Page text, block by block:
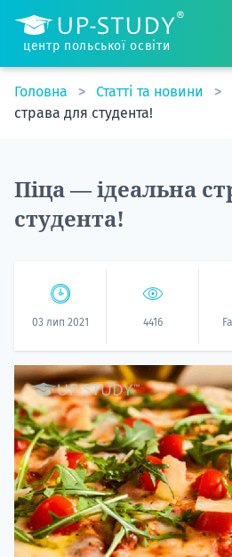
центр польської освіти
Головна Статті та новини
страва для студента!
Піца — ідеальна
студента!
03 лип 2021 4416